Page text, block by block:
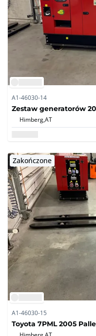
A1-46030-14
Zestaw generatorów
Himberg,AT
Zakończone
A1-46030-15
Toyota 7PML 2005